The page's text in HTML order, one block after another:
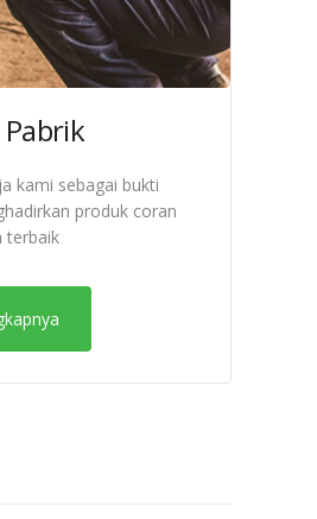
kami sebagai bukti
produk coran
terbaik